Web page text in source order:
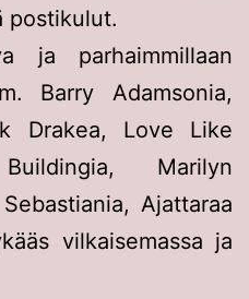
postikulut.
ja parhaimmillaan
Barry Adamsonia,
Drakea, Love Like
Marilyn
Ajattaraa
vilkaisemassa ja